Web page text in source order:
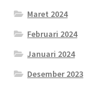
Maret 2024
Februari 2024
Januari 2024
Desember 2023